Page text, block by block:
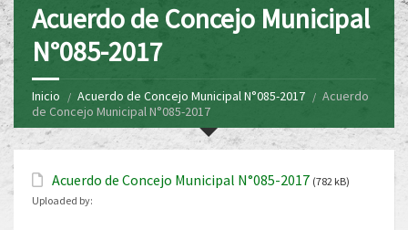
Acuerdo de Concejo Municipal
N°085-2017
Inicio Acuerdo de Concejo Municipal N°085-2017
Acuerdo
de Concejo Municipal N°085-2017
Acuerdo de Concejo Municipal N°085-2017 (782 kB)
Uploaded by: